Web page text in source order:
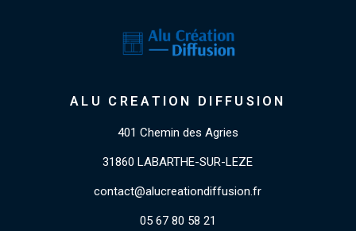
ALU CREATION DIFFUSION
401 Chemin des Agries
31860 LABARTHE-SUR-LEZE
contact@alucreationdiffusion.fr
05 67 80 58 21